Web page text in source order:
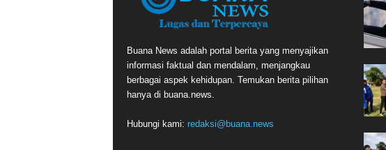
Buana News adalah portal berita yang menyajikan
informasi faktual dan mendalam, menjangkau
berbagai aspek kehidupan. Temukan berita pilihan
hanya di buana.news.
Hubungi kami: redaksi@buana.news